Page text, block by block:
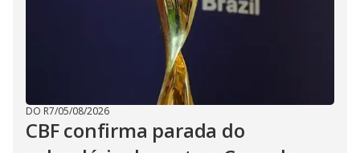
DO R7/05/08/2026
CBF confirma parada do